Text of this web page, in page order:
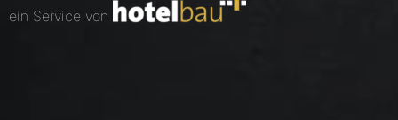
ein Service von